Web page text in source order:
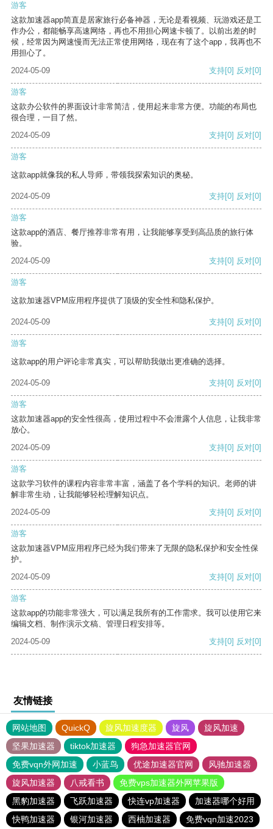
游客
这款加速器app简直是居家旅行必备神器，无论是看视频、玩游戏还是工
作办公，都能畅享高速网络，再也不用担心网速卡顿了。以前出差的时
候，经常因为网速慢而无法正常使用网络，现在有了这个app，我再也不
用担心了。
2024-05-09
支持[0] 反对[0]
游客
这款办公软件的界面设计非常简洁，使用起来非常方便。功能的布局也
很合理，一目了然。
2024-05-09
支持[0] 反对[0]
游客
这款app就像我的私人导师，带领我探索知识的奥秘。
2024-05-09 支持[0] 反对[0]
游客
这款app的酒店、餐厅推荐非常有用，让我能够享受到高品质的旅行体
验。
2024-05-09
支持[0] 反对[0]
游客
这款加速器VPM应用程序提供了顶级的安全性和隐私保护。
2024-05-09 支持[0] 反对[0]
游客
这款app的用户评论非常真实，可以帮助我做出更准确的选择。
2024-05-09 支持[0] 反对[0]
游客
这款加速器app的安全性很高，使用过程中不会泄露个人信息，让我非常
放心。
2024-05-09
支持[0] 反对[0]
游客
这款学习软件的课程内容非常丰富，涵盖了各个学科的知识。老师的讲
解非常生动，让我能够轻松理解知识点。
2024-05-09
支持[0] 反对[0]
游客
这款加速器VPM应用程序已经为我们带来了无限的隐私保护和安全性保
护。
2024-05-09
支持[0] 反对[0]
游客
这款app的功能非常强大，可以满足我所有的工作需求。我可以使用它来
编辑文档、制作演示文稿、管理日程安排等。
2024-05-09
支持[0] 反对[0]
友情链接
网站地图 QuickQ 旋风加速度器 旋风
旋风加速
坚果加速器
tiktok加速器
狗急加速器官网
免费vqn外网加速
小蓝鸟 优途加速器官网
风驰加速器
旋风加速器
八戒看书
免费vps加速器外网苹果版
黑豹加速器
飞跃加速器 快连vp加速器
加速器哪个好用
快鸭加速器
银河加速器 西柚加速器 免费vqn加速2023